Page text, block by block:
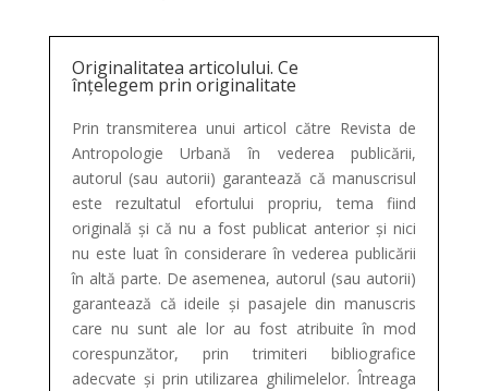
Originalitatea articolului. Ce
înțelegem prin originalitate
Prin transmiterea unui articol către Revista de
Antropologie Urbană în vederea publicării,
autorul (sau autorii) garantează că manuscrisul
este rezultatul efortului propriu, tema fiind
originală și că nu a fost publicat anterior și nici
nu este luat în considerare în vederea publicării
în altă parte. De asemenea, autorul (sau autorii)
garantează că ideile și pasajele din manuscris
care nu sunt ale lor au fost atribuite în mod
corespunzător, prin trimiteri bibliografice
adecvate și prin utilizarea ghilimelelor. Întreaga